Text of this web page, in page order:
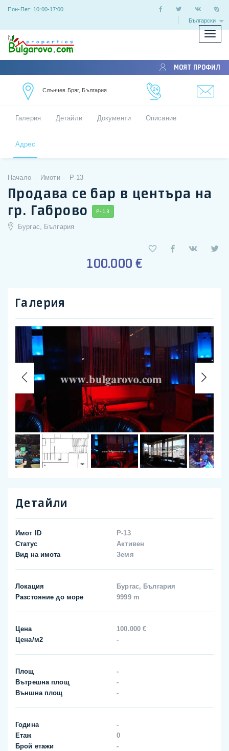
Пон-Пет: 10:00-17:00
Български
МОЯТ ПРОФИЛ
Слънчев Бряг, България
Галерия Детайли Документи Описание
Адрес
Начало Имоти P-13
Продава се бар в центъра на
гр. Габрово
P-13
Бургас, България
100.000 €
Галерия
Previous
Детайли
Имот ID
P-13
Статус
Активен
Вид на имота
Земя
Локация
Бургас, България
Разстояние до море
9999 m
Цена
100.000 €
Цена/м2
-
Площ
-
Вътрешна площ
-
Външна площ
-
Година
-
Етаж
0
Брой етажи
-